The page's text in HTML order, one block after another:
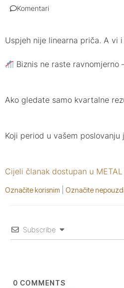
Komentari
Uspjeh nije linearna priča. A vi
Biznis ne raste ravnomjerno
Ako gledate samo kvartalne
Koji period u vašem
Cijeli članak dostupan u
Označite korisnim Označite
Subscribe
0 COMMENTS